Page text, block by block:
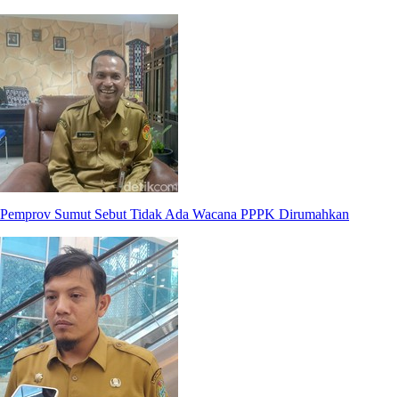
Pemprov Sumut Sebut Tidak Ada Wacana PPPK Dirumahkan